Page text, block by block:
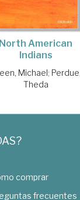
North American
Indians
Michael; Perdue,
Theda
comprar
frecuentes